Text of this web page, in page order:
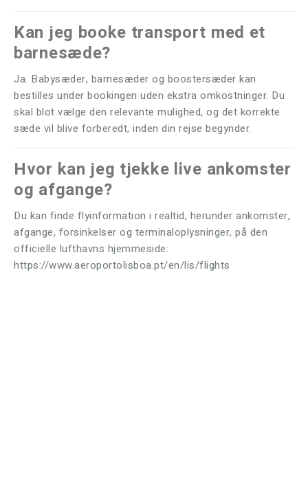
Kan jeg booke transport med et
barnesæde?
Ja. Babysæder, barnesæder og boostersæder kan
bestilles under bookingen uden ekstra omkostninger. Du
skal blot vælge den relevante mulighed, og det korrekte
sæde vil blive forberedt, inden din rejse begynder.
Hvor kan jeg tjekke live ankomster
og afgange?
Du kan finde flyinformation i realtid, herunder ankomster,
afgange, forsinkelser og terminaloplysninger, på den
officielle lufthavns hjemmeside:
https://www.aeroportolisboa.pt/en/lis/flights